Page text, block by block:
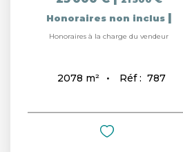
Honoraires non inclus |
Honoraires à la charge du vendeur
2078 m² Réf : 787